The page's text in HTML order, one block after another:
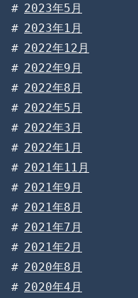
2023年5月
2023年1月
2022年12月
2022年9月
2022年8月
2022年5月
2022年3月
2022年1月
2021年11月
2021年9月
2021年8月
2021年7月
2021年2月
2020年8月
2020年4月